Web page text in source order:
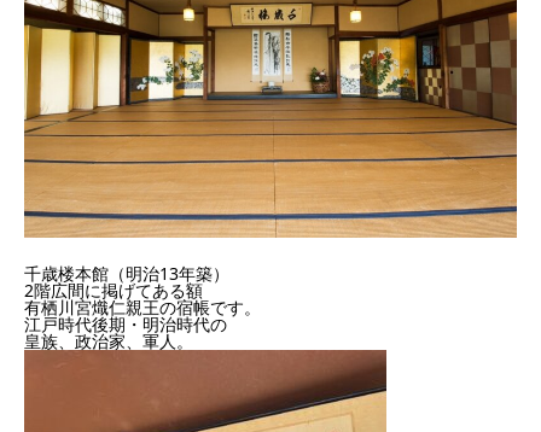
千歳楼本館（明治13年築）
2階広間に掲げてある額
有栖川宮熾仁親王の宿帳です。
江戸時代後期・明治時代の
皇族、政治家、軍人。